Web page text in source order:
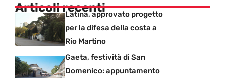
Articoli recentiLatina, approvato progetto
per la difesa della costa a
Rio Martino
Gaeta, festività di San
Domenico: appuntamento